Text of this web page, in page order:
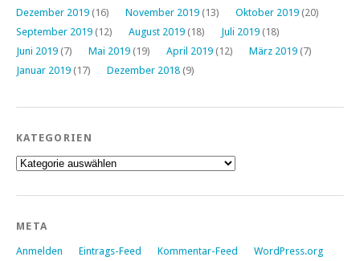
Dezember 2019 (16) November 2019 (13) Oktober 2019 (20)
September 2019 (12) August 2019 (18) Juli 2019 (18)
Juni 2019 (7) Mai 2019 (19) April 2019 (12) März 2019 (7)
Januar 2019 (17) Dezember 2018 (9)
KATEGORIEN
Kategorien
META
Anmelden Eintrags-Feed Kommentar-Feed WordPress.org